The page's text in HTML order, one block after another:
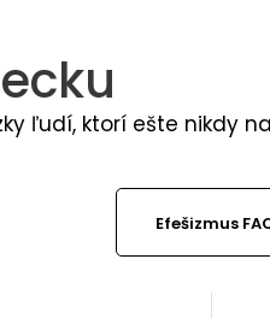
ľudí, ktorí ešte nikdy
Efešizmus